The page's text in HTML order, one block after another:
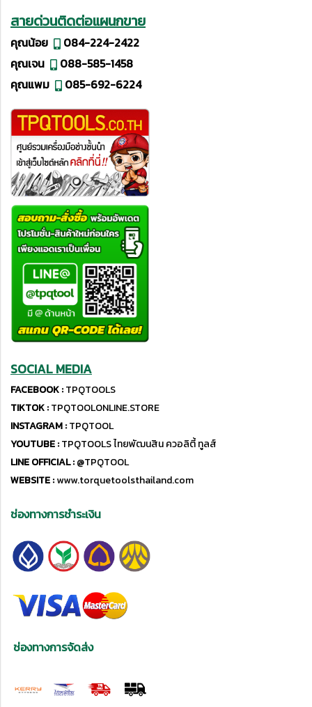
สายด่วนติดต่อแผนกขาย
คุณน้อย
084-224-2422
คุณเจน
088-585-1458
คุณแพม
085-692-6224
SOCIAL MEDIA
FACEBOOK :TPQTOOLS
TIKTOK :TPQTOOLONLINE.STORE
INSTAGRAM :TPQTOOL
YOUTUBE :TPQTOOLS ไทยพัฒนสิน ควอลิตี้ ทูลส์
LINE OFFICIAL :@TPQTOOL
WEBSITE :www.torquetoolsthailand.com
ช่องทางการชำระเงิน
ช่องทางการจัดส่ง